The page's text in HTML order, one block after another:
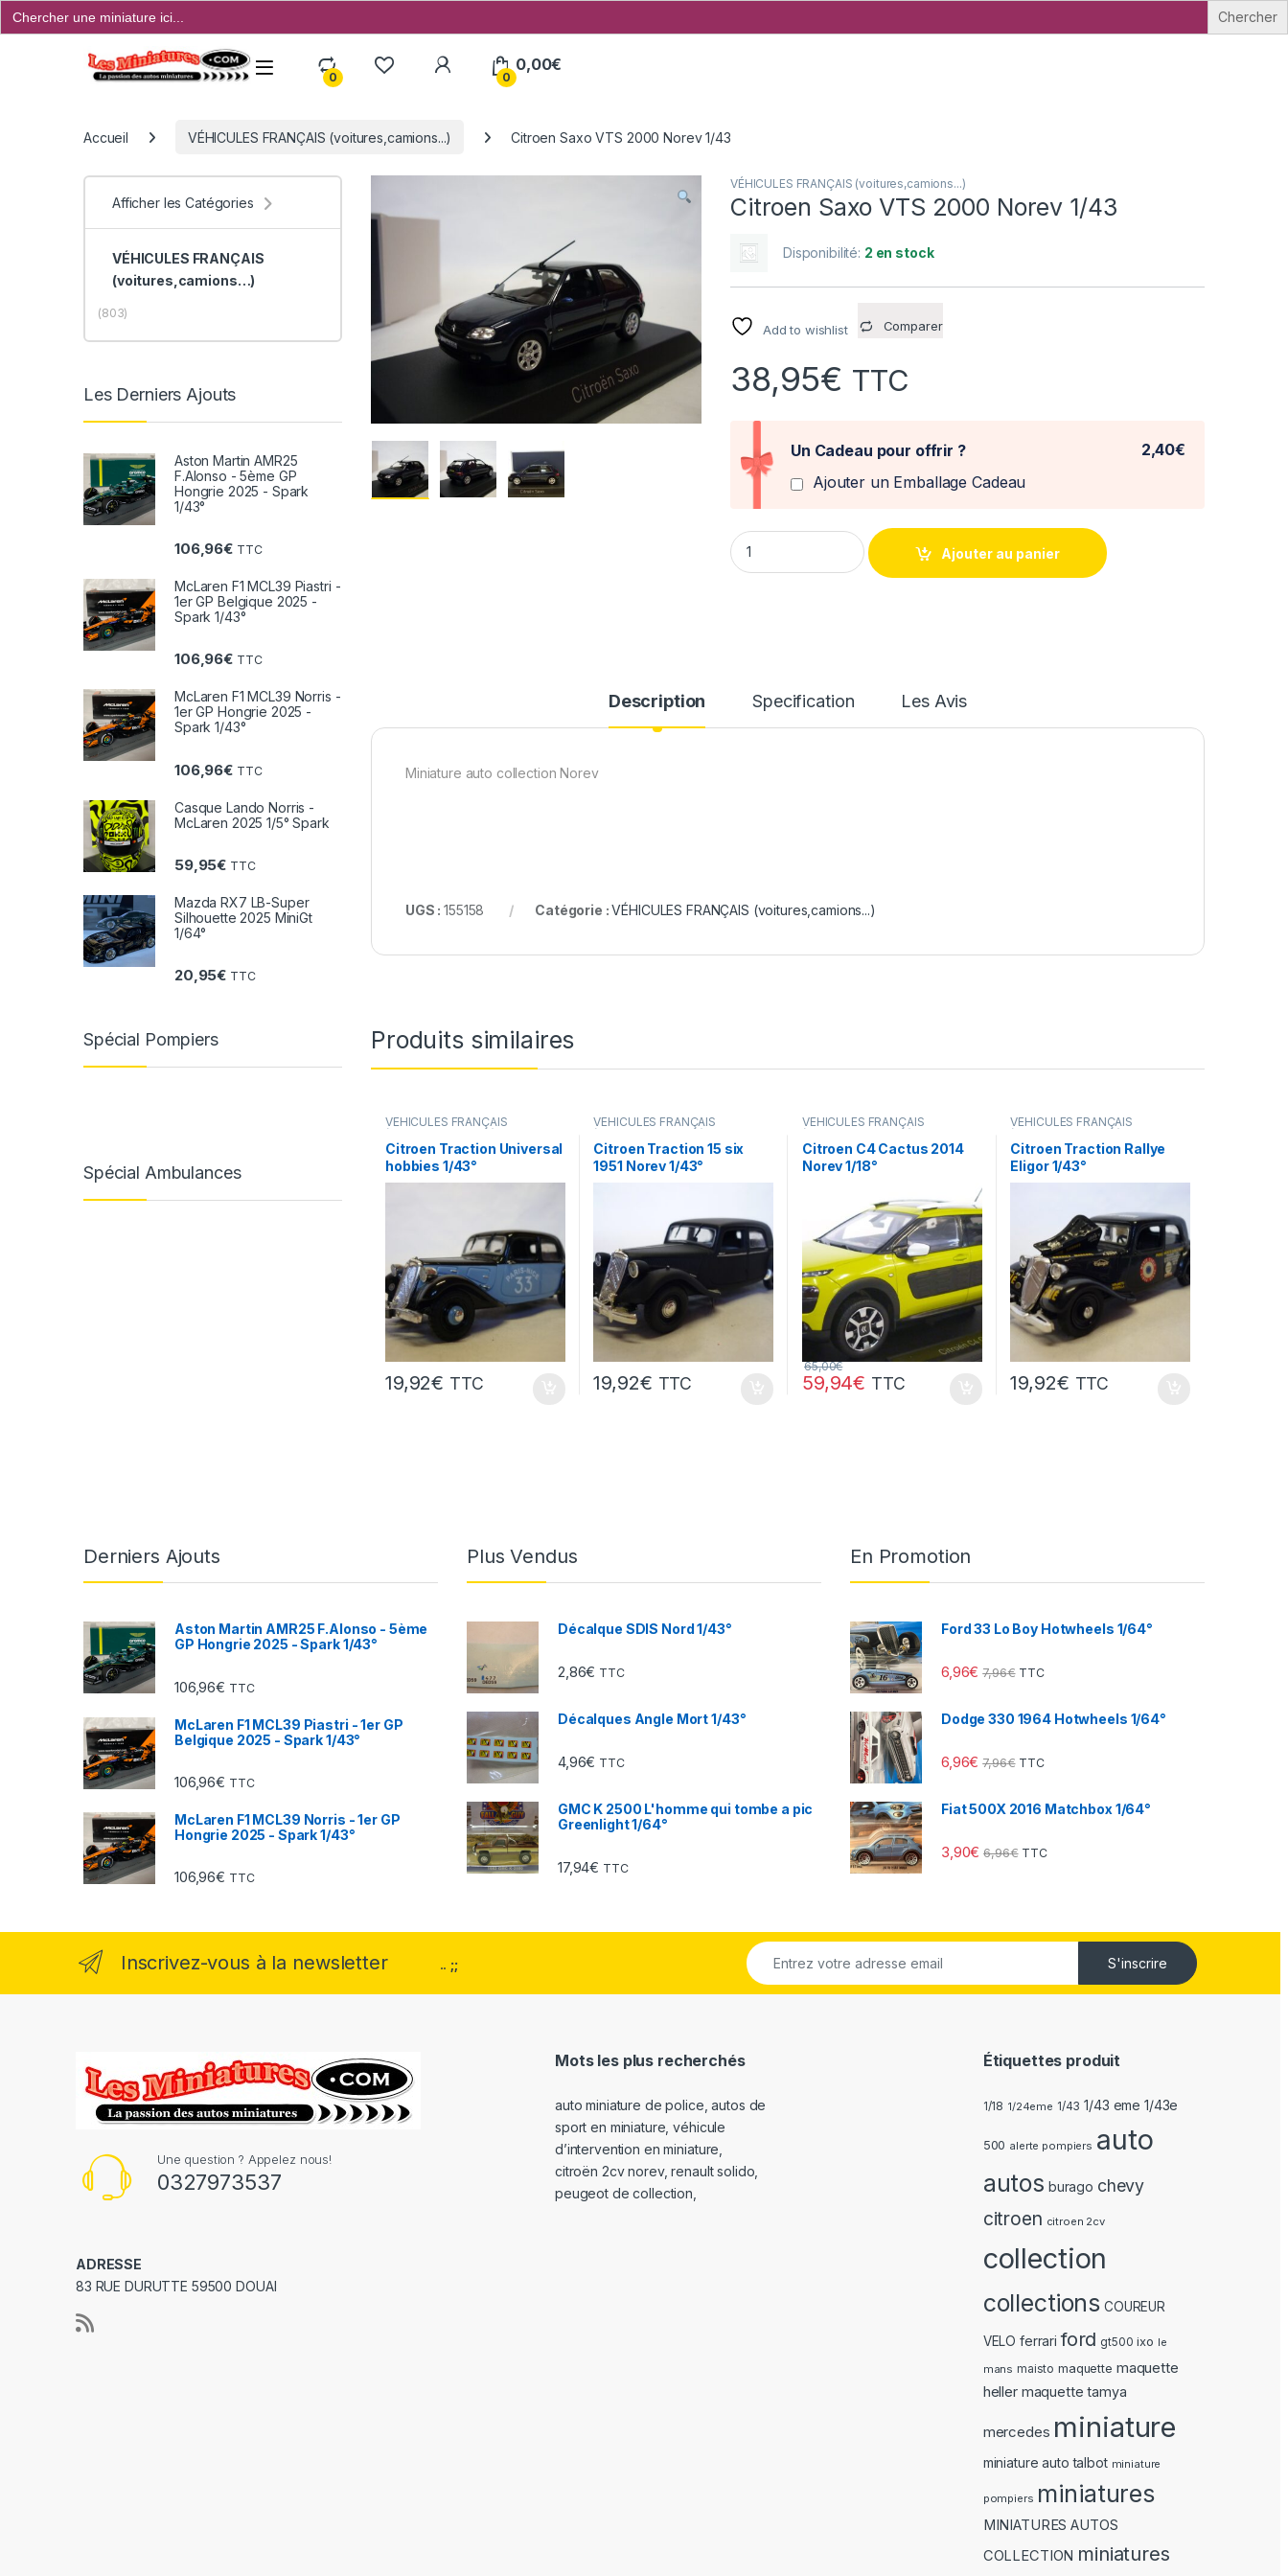
Search
for:
Open
0
My Account
0
0,00€
Accueil VÉHICULES FRANÇAIS (voitures,camions...) Citroen Saxo VTS 2000 Norev 1/43
VÉHICULES FRANÇAIS (voitures,camions...)
Citroen Saxo VTS 2000 Norev 1/43
Disponibilité: 2 en stock
Add to wishlist Comparer
38,95€ TTC
Un Cadeau pour offrir ?
Ajouter un Emballage Cadeau
2,40€
Citroen Saxo VTS 2000 Norev 1/43 quantity
Ajouter au panier
Description Specification Les Avis
Miniature auto collection Norev
UGS :155158 Catégorie :VÉHICULES FRANÇAIS (voitures,camions...)
Produits similaires
VÉHICULES FRANÇAIS
(voitures,camions...)
Citroen Traction Universal
hobbies 1/43°
19,92€ TTC
VÉHICULES FRANÇAIS
(voitures,camions...)
Citroen Traction 15 six
1951 Norev 1/43°
19,92€ TTC
VÉHICULES FRANÇAIS
(voitures,camions...)
Citroen C4 Cactus 2014
Norev 1/18°
59,94€
65,00€
TTC
VÉHICULES FRANÇAIS
(voitures,camions...)
Citroen Traction Rallye
Eligor 1/43°
19,92€ TTC
Afficher les Catégories
VÉHICULES FRANÇAIS
(voitures,camions…)
(803)
Les Derniers Ajouts
Aston Martin AMR25
F.Alonso - 5ème GP
Hongrie 2025 - Spark
1/43°
106,96€ TTC
McLaren F1 MCL39 Piastri -
1er GP Belgique 2025 -
Spark 1/43°
106,96€ TTC
McLaren F1 MCL39 Norris -
1er GP Hongrie 2025 -
Spark 1/43°
106,96€ TTC
Casque Lando Norris -
McLaren 2025 1/5° Spark
59,95€ TTC
Mazda RX7 LB-Super
Silhouette 2025 MiniGt
1/64°
20,95€ TTC
Spécial Pompiers
Spécial Ambulances
Derniers Ajouts
Aston Martin AMR25 F.Alonso - 5ème
GP Hongrie 2025 - Spark 1/43°
106,96€ TTC
McLaren F1 MCL39 Piastri - 1er GP
Belgique 2025 - Spark 1/43°
106,96€ TTC
McLaren F1 MCL39 Norris - 1er GP
Hongrie 2025 - Spark 1/43°
106,96€ TTC
Plus Vendus
Décalque SDIS Nord 1/43°
2,86€ TTC
Décalques Angle Mort 1/43°
4,96€ TTC
GMC K 2500 L'homme qui tombe a pic
Greenlight 1/64°
17,94€ TTC
En Promotion
Ford 33 Lo Boy Hotwheels 1/64°
6,96€ 7,96€ TTC
Dodge 330 1964 Hotwheels 1/64°
6,96€ 7,96€ TTC
Fiat 500X 2016 Matchbox 1/64°
3,90€ 6,96€ TTC
Inscrivez-vous à la newsletter .. ;; S'inscrire
Une question ? Appelez nous!
0327973537
ADRESSE
83 RUE DURUTTE 59500 DOUAI
Mots les plus recherchés
auto miniature de police ,autos de
sport en miniature ,véhicule
d’intervention en miniature
citroën 2cv norev,renault solido
peugeot de collection
Étiquettes produit
1/18 1/24eme 1/43 1/43 eme 1/43e
500 alerte pompiers auto
autos burago chevy
citroen citroen 2cv
collection
collections COUREUR
VELO ferrari ford gt500 ixo le
mans maisto maquette maquette
heller maquette tamya
mercedes miniature
miniature auto talbot miniature
pompiers miniatures
MINIATURES AUTOS
COLLECTION miniatures